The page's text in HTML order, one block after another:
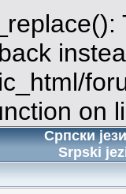
on
Српски
Srpski